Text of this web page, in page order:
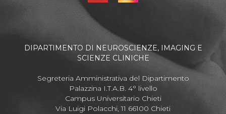
DIPARTIMENTO DI NEUROSCIENZE, IMAGING E
SCIENZE CLINICHE
Segreteria Amministrativa del Dipartimento
Palazzina I.T.A.B. 4° livello
Campus Universitario Chieti
Via Luigi Polacchi, 11 66100 Chieti